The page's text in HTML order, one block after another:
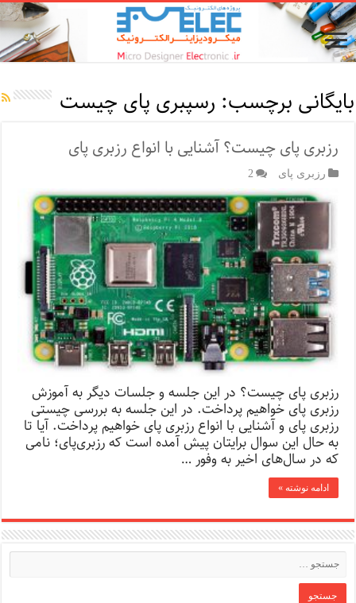
بایگانی برچسب: رسپبری پای چیست
رزبری پای چیست؟ آشنایی با انواع رزبری پای
رزبری پای 2
رزبری پای چیست؟ در این جلسه و جلسات دیگر به آموزش
رزبری پای خواهیم پرداخت. در این جلسه به بررسی چیستی
رزبری پای و آشنایی با انواع رزبری پای خواهیم پرداخت. آیا تا
به حال این سوال برایتان پیش آمده است که رزبری‌پای؛ نامی
که در سال‌های اخیر به وفور …
ادامه نوشته »